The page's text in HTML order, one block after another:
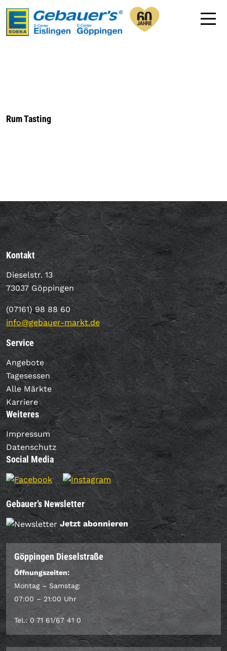
Rum Tasting
Kontakt
Dieselstr. 13
73037 Göppingen
(07161) 98 88 60
info@gebauer-markt.de
Service
Angebote
Tagesessen
Alle Märkte
Karriere
Weiteres
Impressum
Datenschutz
Social Media
Gebauer’s Newsletter
Jetzt abonnieren
Göppingen Dieselstraße
Öffnungszeiten:
Montag – Samstag:
07:00 – 21:00 Uhr
Tel.: 0 71 61/67 41 0